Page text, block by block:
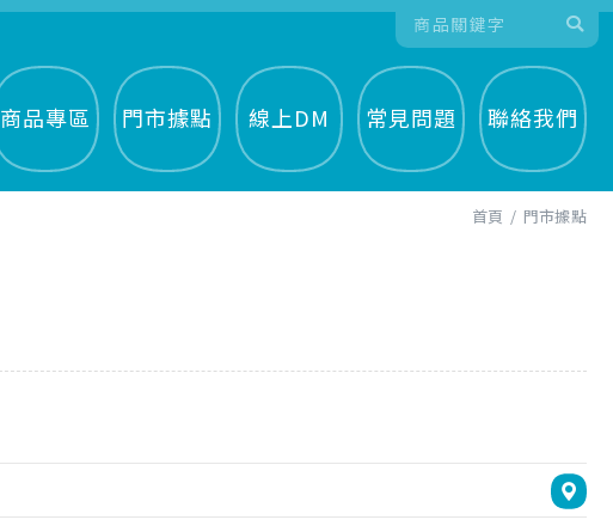
商品專區 門市據點 線上DM 常見問題 聯絡我們
首頁 門市據點